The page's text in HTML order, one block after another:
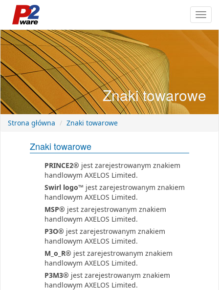
Znaki towarowe
Strona główna Znaki towarowe
Znaki towarowe
PRINCE2® jest zarejestrowanym znakiem
handlowym AXELOS Limited.
Swirl logo™ jest zarejestrowanym znakiem
handlowym AXELOS Limited.
MSP® jest zarejestrowanym znakiem
handlowym AXELOS Limited.
P3O® jest zarejestrowanym znakiem
handlowym AXELOS Limited.
M_o_R® jest zarejestrowanym znakiem
handlowym AXELOS Limited.
P3M3® jest zarejestrowanym znakiem
handlowym AXELOS Limited.